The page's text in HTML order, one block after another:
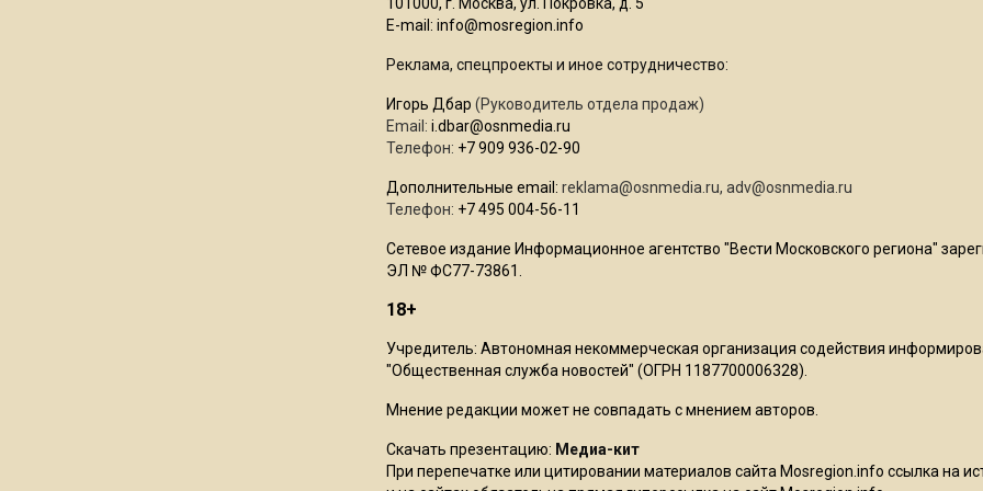
E-mail: info@mosregion.info
Реклама, спецпроекты и иное сотрудничество:
Игорь Дбар (Руководитель отдела продаж)
Email: i.dbar@osnmedia.ru
Телефон: +7 909 936-02-90
Дополнительные email: reklama@osnmedia.ru, adv@osnmedia.ru
Телефон: +7 495 004-56-11
Сетевое издание Информационное агентство "Вести Московского региона"
ЭЛ № ФС77-73861.
18+
Учредитель: Автономная некоммерческая организация содействия
"Общественная служба новостей" (ОГРН 1187700006328).
Мнение редакции может не совпадать с мнением авторов.
Скачать презентацию: Медиа-кит
При перепечатке или цитировании материалов сайта Mosregion.info ссылка на